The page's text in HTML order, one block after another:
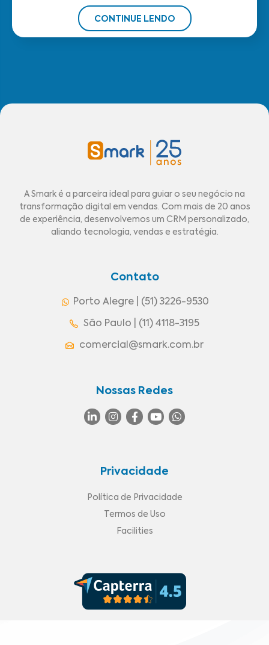
CONTINUE LENDO
A Smark é a parceira ideal para guiar o seu negócio na
transformação digital em vendas. Com mais de 20 anos
de experiência, desenvolvemos um CRM personalizado,
aliando tecnologia, vendas e estratégia.
Contato
Porto Alegre | (51) 3226-9530
São Paulo | (11) 4118-3195
comercial@smark.com.br
Nossas Redes
Privacidade
Política de Privacidade
Termos de Uso
Facilities